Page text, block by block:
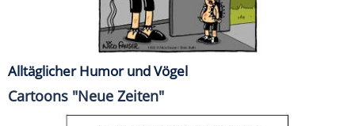
Alltäglicher Humor und Vögel
Cartoons "Neue Zeiten"